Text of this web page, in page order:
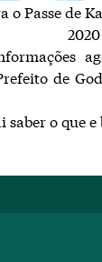
o Passe de
2020
de
o que